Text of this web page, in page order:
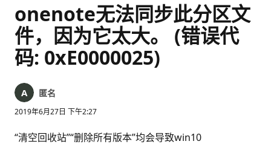
onenote无法同步此分区文
件，因为它太大。 (错误代
码: 0xE0000025)
匿名
2019年6月27日 下午2:27
“清空回收站”“删除所有版本”均会导致win10